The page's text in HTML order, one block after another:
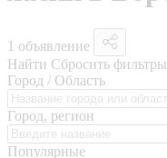
1 объявление
Найти Сбросить фильтры
Город / Область
Город, регион
Популярные